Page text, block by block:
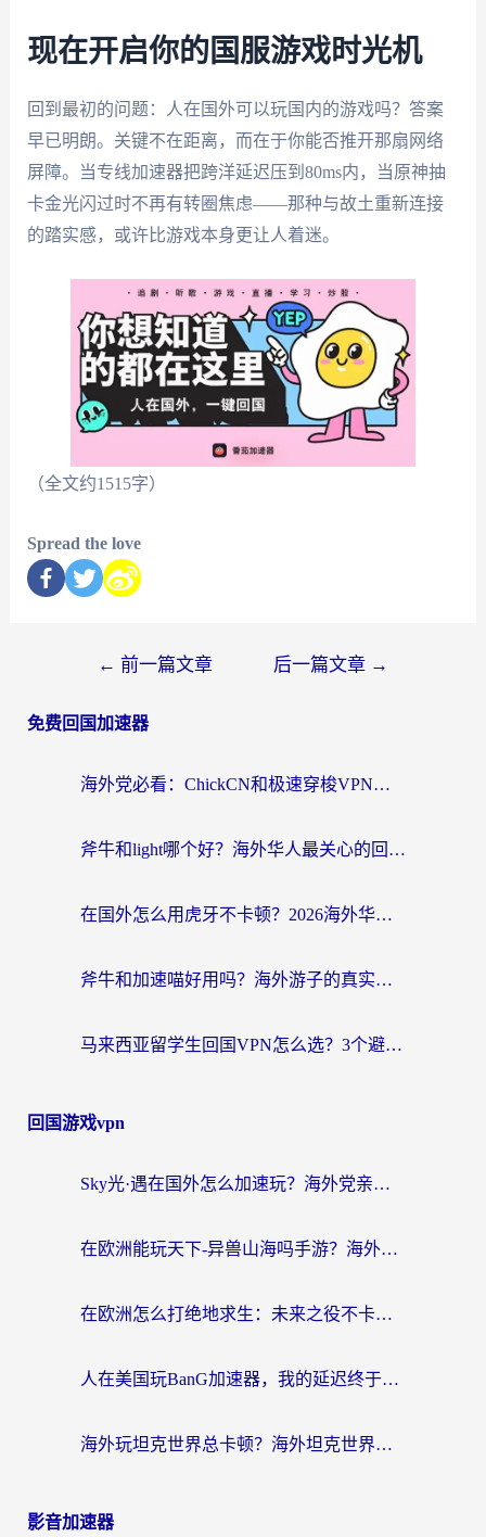
现在开启你的国服游戏时光机
回到最初的问题：人在国外可以玩国内的游戏吗？答案
早已明朗。关键不在距离，而在于你能否推开那扇网络
屏障。当专线加速器把跨洋延迟压到80ms内，当原神抽
卡金光闪过时不再有转圈焦虑——那种与故土重新连接
的踏实感，或许比游戏本身更让人着迷。
（全文约1515字）
Spread the love
← 前一篇文章 后一篇文章 →
免费回国加速器
海外党必看：ChickCN和极速穿梭VPN好用吗？3招教你选对回国加速器无缝刷国内资源
斧牛和light哪个好？海外华人最关心的回国加速器选择难题，一篇讲透
在国外怎么用虎牙不卡顿？2026海外华人亲测有效的回国加速器选择指南
斧牛和加速喵好用吗？海外游子的真实选择困境
马来西亚留学生回国VPN怎么选？3个避坑点+1款实测好用的加速器推荐
回国游戏vpn
Sky光·遇在国外怎么加速玩？海外党亲测有效的国服游戏加速指南
在欧洲能玩天下-异兽山海吗手游？海外玩家的加速器生存指南
在欧洲怎么打绝地求生：未来之役不卡？留学生亲测的加速器避坑指南
人在美国玩BanG加速器，我的延迟终于绿了
海外玩坦克世界总卡顿？海外坦克世界加速器有哪些？实测好用的选择在这里
影音加速器